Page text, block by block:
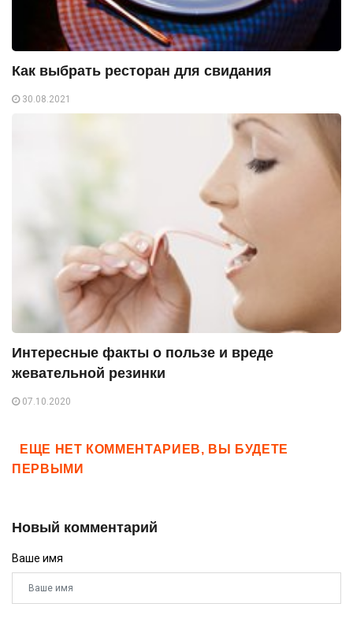
Как выбрать ресторан для свидания
30.08.2021
Интересные факты о пользе и вреде
жевательной резинки
07.10.2020
ЕЩЕ НЕТ КОММЕНТАРИЕВ, ВЫ БУДЕТЕ
ПЕРВЫМИ
Новый комментарий
Ваше имя